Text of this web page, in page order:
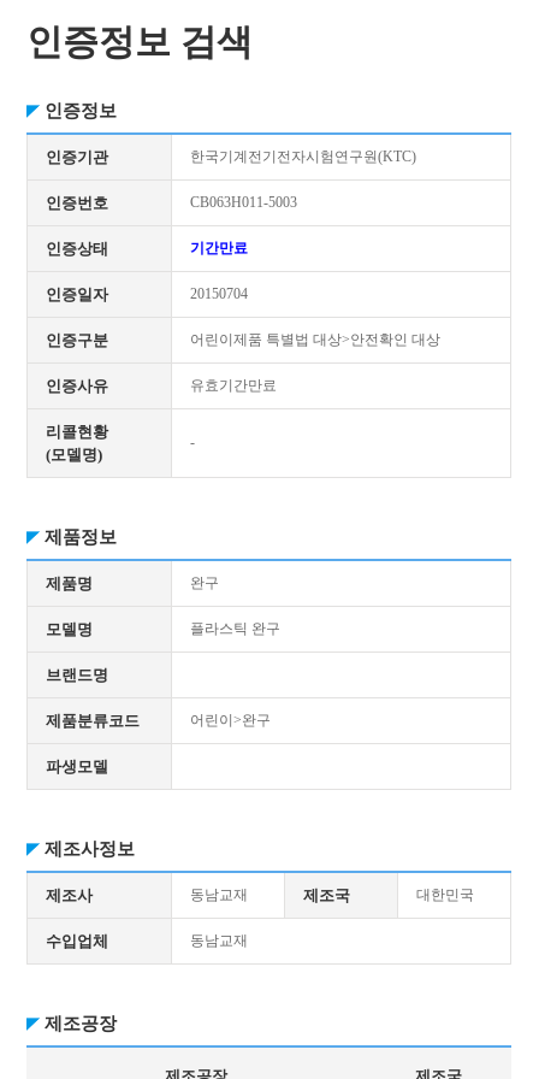
인증정보 검색
인증정보
인증기관 한국기계전기전자시험연구원(KTC)
인증번호 CB063H011-5003
인증상태 기간만료
인증일자 20150704
인증구분 어린이제품 특별법 대상>안전확인 대상
인증사유 유효기간만료
리콜현황
(모델명)
-
제품정보
제품명 완구
모델명 플라스틱 완구
브랜드명
제품분류코드 어린이>완구
파생모델
제조사정보
제조사 동남교재 제조국 대한민국
수입업체 동남교재
제조공장